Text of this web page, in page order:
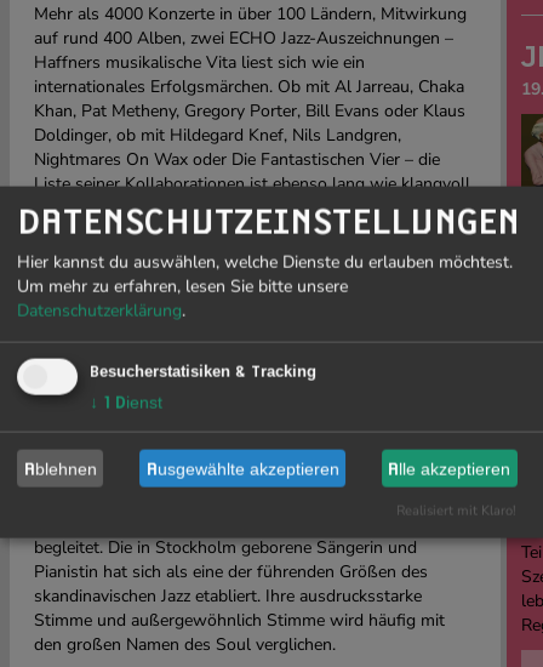
Mehr als 4000 Konzerte in über 100 Ländern, Mitwirkung
auf rund 400 Alben, zwei ECHO Jazz-Auszeichnungen –
Haffners musikalische Vita liest sich wie ein
internationales Erfolgsmärchen. Ob mit Al Jarreau, Chaka
Khan, Pat Metheny, Gregory Porter, Bill Evans oder Klaus
Doldinger, ob mit Hildegard Knef, Nils Landgren,
Nightmares On Wax oder Die Fantastischen Vier – die
Liste seiner Kollaborationen ist ebenso lang wie klangvoll.
Sein unverkennbarer Stil, seine Vielseitigkeit und sein
feines Gespür für Groove machen ihn zu einem der
meistgefragten Schlagzeuger weltweit.
Zum Jubiläum lädt Wolfgang Haffner zu einem ganz
besonderen Konzertabend ein: Gemeinsam mit seinen
langjährigen musikalischen WeggefährtenSimon
Oslender(Keyboards) undThomas Stieger
präsentiert er
Werke und musikalische Wegmarken einer einzigartigen
Karriere.„The Jubilee Concert“ ist eine musikalische
Feier– für Haffner selbst, für sein Publikum und für die
verbindende Kraft des Jazz.
begleitet. Die in Stockholm geborene Sängerin und
Pianistin hat sich als eine der führenden Größen des
skandinavischen Jazz etabliert. Ihre ausdrucksstarke
Stimme und außergewöhnlich Stimme wird häufig mit
den großen Namen des Soul verglichen.
DATENSCHUTZEINSTELLUNGEN
Hier kannst du auswählen, welche Dienste du erlauben möchtest.
Um mehr zu erfahren, lesen Sie bitte unsere
Datenschutzerklärung.
Besucherstatisiken & Tracking
↓ 1 Dienst
Ablehnen Ausgewählte akzeptieren Alle akzeptieren
Realisiert mit Klaro!